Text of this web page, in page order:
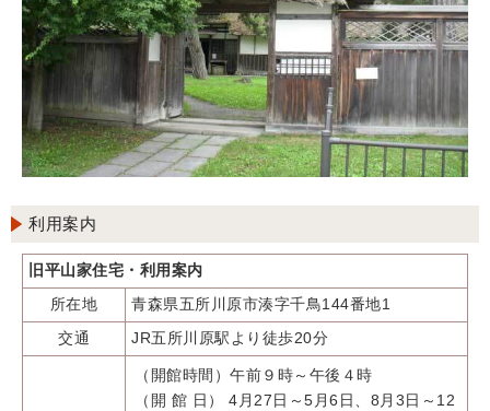
利用案内
旧平山家住宅・利用案内
所在地
青森県五所川原市湊字千鳥144番地1
交通
JR五所川原駅より徒歩20分
（開館時間）午前９時～午後４時
（開 館 日） 4月27日～5月6日、8月3日～12